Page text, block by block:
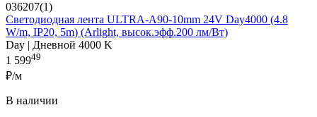
036207(1)
Светодиодная лента ULTRA-A90-10mm 24V Day4000 (4.8
W/m, IP20, 5m) (Arlight, высок.эфф.200 лм/Вт)
Day | Дневной 4000 K
1 59949
₽/м
В наличии